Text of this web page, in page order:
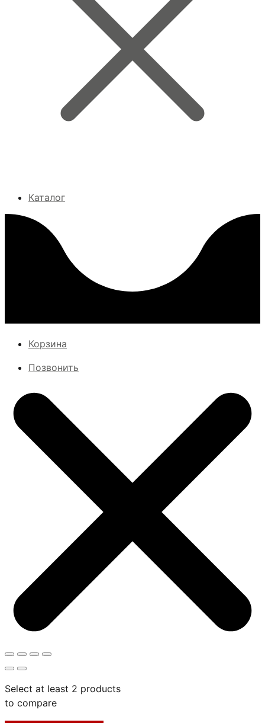
Каталог
Корзина
Позвонить
Select at least 2 products
to compare